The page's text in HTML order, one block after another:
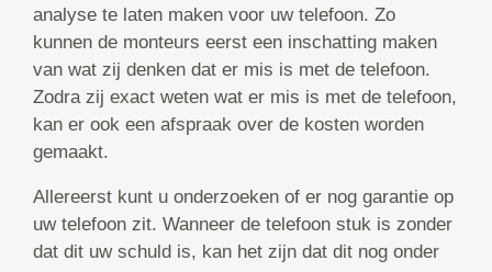
analyse te laten maken voor uw telefoon. Zo
kunnen de monteurs eerst een inschatting maken
van wat zij denken dat er mis is met de telefoon.
Zodra zij exact weten wat er mis is met de telefoon,
kan er ook een afspraak over de kosten worden
gemaakt.
Allereerst kunt u onderzoeken of er nog garantie op
uw telefoon zit. Wanneer de telefoon stuk is zonder
dat dit uw schuld is, kan het zijn dat dit nog onder